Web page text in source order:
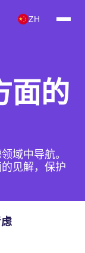
ZH
面的
域中导航。
见解，保护